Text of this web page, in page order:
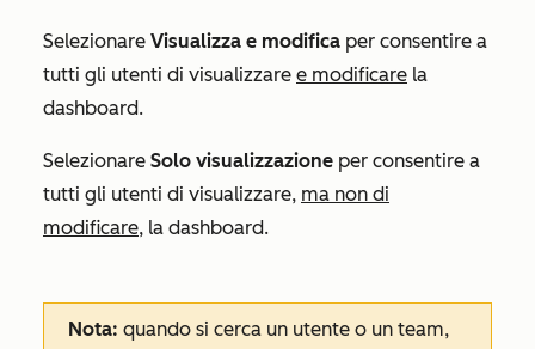
Selezionare Visualizza e modifica per consentire a
tutti gli utenti di visualizzare e modificare la
dashboard.
Selezionare Solo visualizzazione per consentire a
tutti gli utenti di visualizzare, ma non di
modificare, la dashboard.
Nota: quando si cerca un utente o un team,